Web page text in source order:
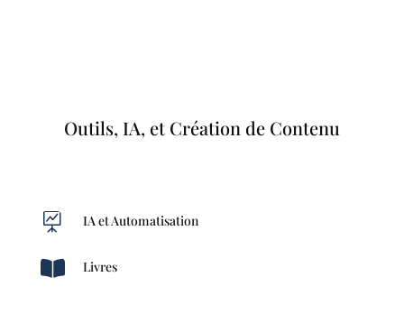
Outils, IA, et Création de Contenu
 IA et Automatisation
 Livres